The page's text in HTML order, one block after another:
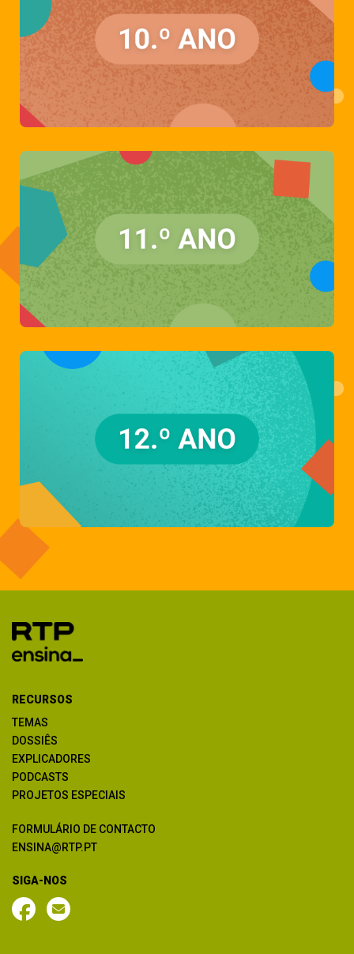
RECURSOS
TEMAS
DOSSIÊS
EXPLICADORES
PODCASTS
PROJETOS ESPECIAIS
FORMULÁRIO DE CONTACTO
ENSINA@RTP.PT
SIGA-NOS